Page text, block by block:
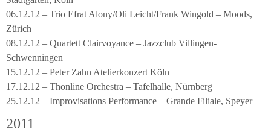
06.12.12 – Trio Efrat Alony/Oli Leicht/Frank Wingold – Moods,
Zürich
08.12.12 – Quartett Clairvoyance – Jazzclub Villingen-
Schwenningen
15.12.12 – Peter Zahn Atelierkonzert Köln
17.12.12 – Thonline Orchestra – Tafelhalle, Nürnberg
25.12.12 – Improvisations Performance – Grande Filiale, Speyer
2011